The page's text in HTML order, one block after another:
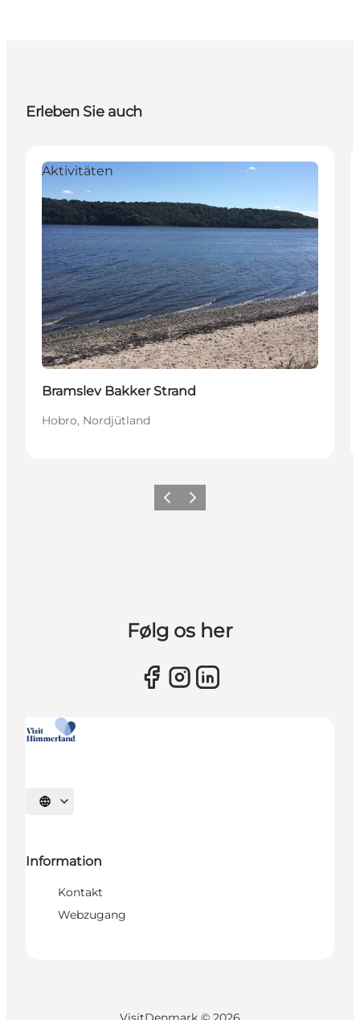
Erleben Sie auch
Aktivitäten
Bramslev Bakker Strand
Hobro, Nordjütland
Vorherige Folie
Nächste Folie
Følg os her
Sprache auswählen
Information
Kontakt
Webzugang